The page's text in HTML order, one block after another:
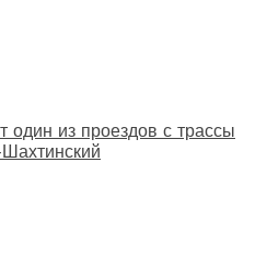
один из проездов с трассы